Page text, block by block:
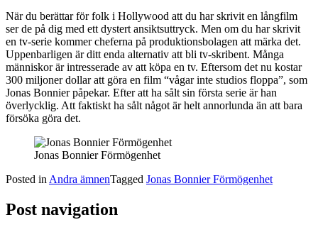
När du berättar för folk i Hollywood att du har skrivit en långfilm
ser de på dig med ett dystert ansiktsuttryck. Men om du har skrivit
en tv-serie kommer cheferna på produktionsbolagen att märka det.
Uppenbarligen är ditt enda alternativ att bli tv-skribent. Många
människor är intresserade av att köpa en tv. Eftersom det nu kostar
300 miljoner dollar att göra en film “vågar inte studios floppa”, som
Jonas Bonnier påpekar. Efter att ha sålt sin första serie är han
överlycklig. Att faktiskt ha sålt något är helt annorlunda än att bara
försöka göra det.
Jonas Bonnier Förmögenhet
Posted in Andra ämnenTagged Jonas Bonnier Förmögenhet
Post navigation